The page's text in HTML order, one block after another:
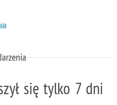
się tylko 7 dni